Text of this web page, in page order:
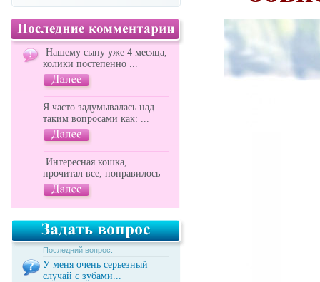
Нашему сыну уже 4 месяца,
колики постепенно ...
Я часто задумывалась над
таким вопросами как: ...
Интересная кошка,
прочитал все, понравилось
Последний вопрос:
У меня очень серьезный
случай с зубами...